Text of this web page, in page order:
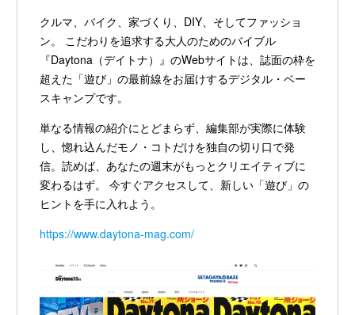
クルマ、バイク、家づくり、DIY、そしてファッショ
ン。 こだわりを追求する大人のためのバイブル
『Daytona（デイトナ）』のWebサイトは、誌面の枠を
超えた「遊び」の最前線をお届けするデジタル・ベー
スキャンプです。
単なる情報の紹介にとどまらず、編集部が実際に体験
し、惚れ込んだモノ・コトだけを独自の切り口で発
信。読めば、あなたの週末がもっとクリエイティブに
変わるはず。 今すぐアクセスして、新しい「遊び」の
ヒントを手に入れよう。
https://www.daytona-mag.com/